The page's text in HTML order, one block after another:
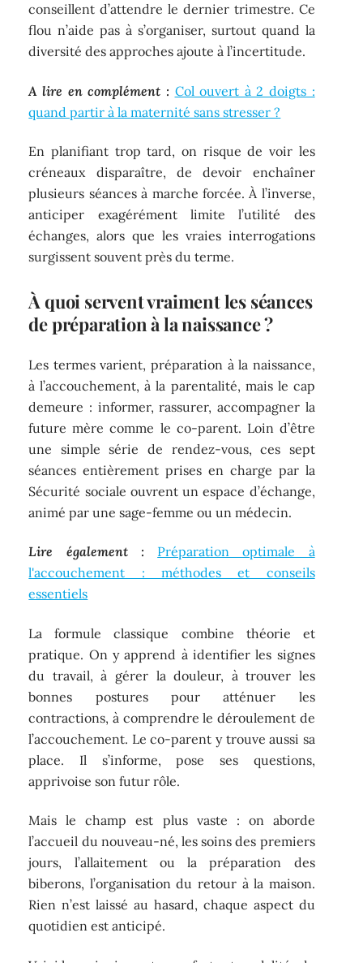
conseillent d’attendre le dernier trimestre. Ce
flou n’aide pas à s’organiser, surtout quand la
diversité des approches ajoute à l’incertitude.
A lire en complément : Col ouvert à 2 doigts :
quand partir à la maternité sans stresser ?
En planifiant trop tard, on risque de voir les
créneaux disparaître, de devoir enchaîner
plusieurs séances à marche forcée. À l’inverse,
anticiper exagérément limite l’utilité des
échanges, alors que les vraies interrogations
surgissent souvent près du terme.
À quoi servent vraiment les séances
de préparation à la naissance ?
Les termes varient, préparation à la naissance,
à l’accouchement, à la parentalité, mais le cap
demeure : informer, rassurer, accompagner la
future mère comme le co-parent. Loin d’être
une simple série de rendez-vous, ces sept
séances entièrement prises en charge par la
Sécurité sociale ouvrent un espace d’échange,
animé par une sage-femme ou un médecin.
Lire également :
Préparation optimale à
l'accouchement : méthodes et conseils
essentiels
La formule classique combine théorie et
pratique. On y apprend à identifier les signes
du travail, à gérer la douleur, à trouver les
bonnes postures pour atténuer les
contractions, à comprendre le déroulement de
l’accouchement. Le co-parent y trouve aussi sa
place. Il s’informe, pose ses questions,
apprivoise son futur rôle.
Mais le champ est plus vaste : on aborde
l’accueil du nouveau-né, les soins des premiers
jours, l’allaitement ou la préparation des
biberons, l’organisation du retour à la maison.
Rien n’est laissé au hasard, chaque aspect du
quotidien est anticipé.